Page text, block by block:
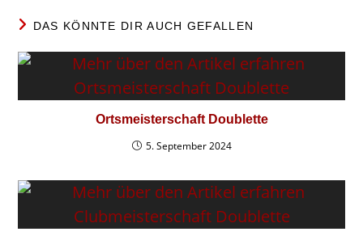
DAS KÖNNTE DIR AUCH GEFALLEN
Ortsmeisterschaft Doublette
5. September 2024